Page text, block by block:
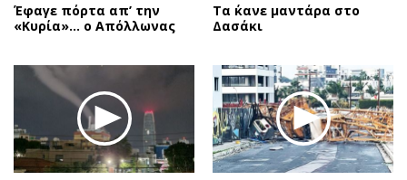
Έφαγε πόρτα απ’ την
«Κυρία»… ο Απόλλωνας
Τα ΄κανε μαντάρα στο
Δασάκι